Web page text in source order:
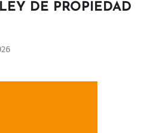
DE PROPIEDAD